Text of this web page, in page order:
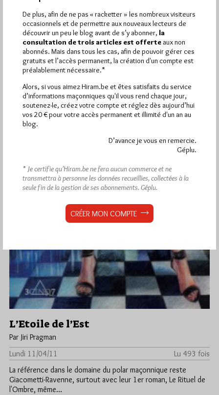
Edition
L’Etoile de l’Est
Par Jiri Pragman
Lundi 11/04/11
Lu 493 fois
La référence dans le domaine du polar maçonnique reste
Giacometti-Ravenne, surtout avec leur 1er roman, Le Rituel de
l'Ombre, même…
De plus, afin de ne pas « racketter » les nombreux visiteurs
occasionnels et de permettre aux nouveaux lecteurs de
découvrir un peu le blog avant de s’y abonner, la
consultation de trois articles est offerte aux non
abonnés. Mais dans tous les cas, afin de pouvoir gérer ces
gratuits et l’accès permanent, la création d'un compte est
préalablement nécessaire.*
Alors, si vous aimez Hiram.be et êtes satisfaits du service
d’informations maçonniques qu'il vous rend chaque jour,
soutenez-le, créez votre compte et réglez dès aujourd’hui
vos 20 € pour votre accès permanent et illimité d'un an au
blog.
D’avance je vous en remercie.
Géplu.
* Je certifie qu’Hiram.be ne fera aucun commerce et ne
transmettra à personne les données recueillies, collectées à la
seule fin de la gestion de ses abonnements. Géplu.
CRÉER MON COMPTE